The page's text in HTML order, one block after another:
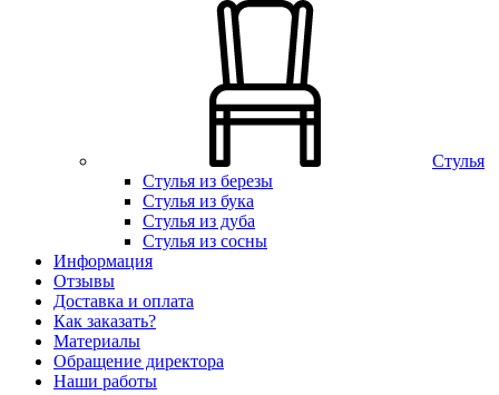
Стулья
Стулья из березы
Стулья из бука
Стулья из дуба
Стулья из сосны
Информация
Отзывы
Доставка и оплата
Как заказать?
Материалы
Обращение директора
Наши работы